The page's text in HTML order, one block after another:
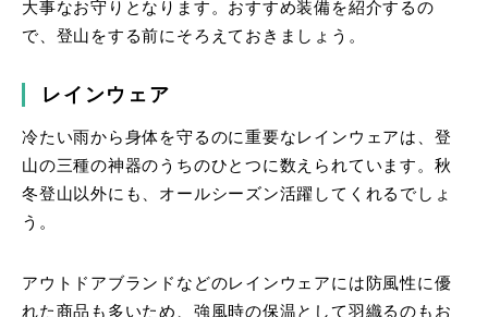
大事なお守りとなります。おすすめ装備を紹介するの
で、登山をする前にそろえておきましょう。
レインウェア
冷たい雨から身体を守るのに重要なレインウェアは、登
山の三種の神器のうちのひとつに数えられています。秋
冬登山以外にも、オールシーズン活躍してくれるでしょ
う。
アウトドアブランドなどのレインウェアには防風性に優
れた商品も多いため、強風時の保温として羽織るのもお